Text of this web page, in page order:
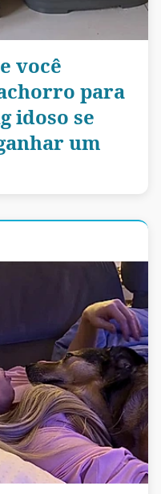
você
para
idoso se
um